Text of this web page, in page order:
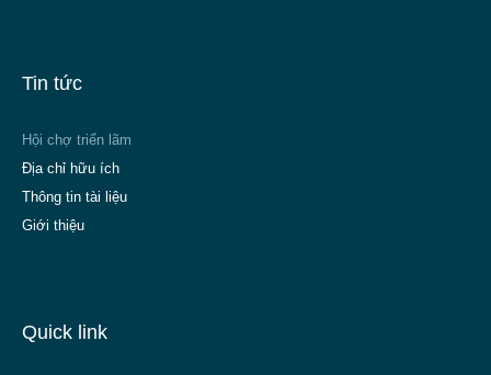
Tin tức
Hội chợ triển lãm
Địa chỉ hữu ích
Thông tin tài liệu
Giới thiệu
Quick link